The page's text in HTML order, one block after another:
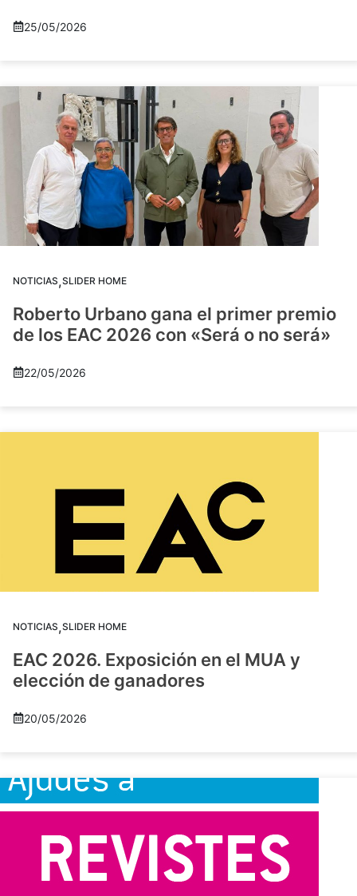
25/05/2026
NOTICIAS,SLIDER HOME
Roberto Urbano gana el primer premio
de los EAC 2026 con «Será o no será»
22/05/2026
NOTICIAS,SLIDER HOME
EAC 2026. Exposición en el MUA y
elección de ganadores
20/05/2026